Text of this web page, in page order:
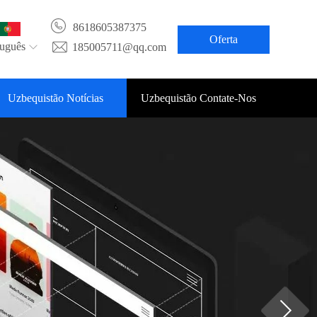
8618605387375
185005711@qq.com
Oferta
Uzbequistão Notícias Uzbequistão Contate-Nos